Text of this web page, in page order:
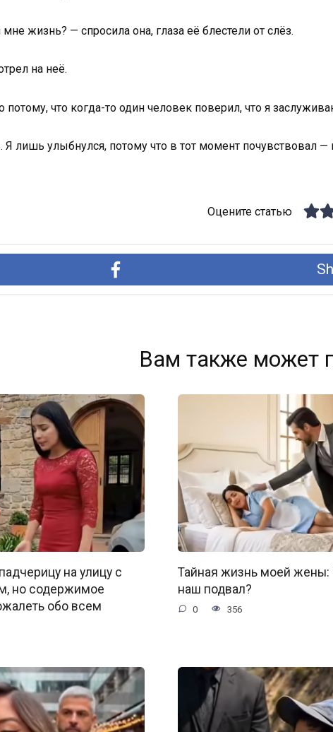
жизнь? — спросила она, глаза её блестели от слёз.
на неё.
потому, что когда-то один человек поверил, что я
Я лишь улыбнулся, потому что в тот момент почувствовал —
Оцените статью
Вам также может
на улицу с
но содержимое
обо всем
Тайная жизнь моей жены:
наш подвал?
0 356